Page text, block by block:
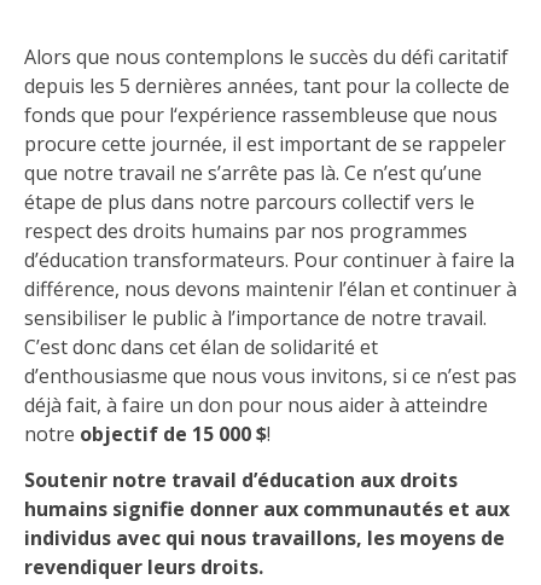
Alors que nous contemplons le succès du défi caritatif
depuis les 5 dernières années, tant pour la collecte de
fonds que pour l‘expérience rassembleuse que nous
procure cette journée, il est important de se rappeler
que notre travail ne s’arrête pas là. Ce n’est qu’une
étape de plus dans notre parcours collectif vers le
respect des droits humains par nos programmes
d’éducation transformateurs. Pour continuer à faire la
différence, nous devons maintenir l’élan et continuer à
sensibiliser le public à l’importance de notre travail.
C’est donc dans cet élan de solidarité et
d’enthousiasme que nous vous invitons, si ce n’est pas
déjà fait, à faire un don pour nous aider à atteindre
notre objectif de 15 000 $!
Soutenir notre travail d’éducation aux droits
humains signifie donner aux communautés et aux
individus avec qui nous travaillons, les moyens de
revendiquer leurs droits.